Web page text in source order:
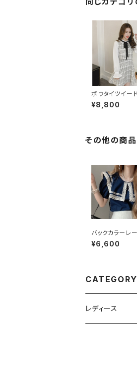
ボウタイツイー
ンピース
¥8,800
その他の商品
バックカラーレ
スリーブシャツ
¥6,600
CATEGORY
レディース